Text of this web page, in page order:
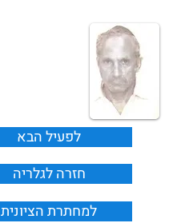
לפעיל הבא
חזרה לגלריה
למחתרת הציונית